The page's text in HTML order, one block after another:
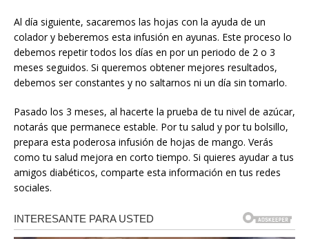
Al día siguiente, sacaremos las hojas con la ayuda de un
colador y beberemos esta infusión en ayunas. Este proceso lo
debemos repetir todos los días en por un periodo de 2 o 3
meses seguidos. Si queremos obtener mejores resultados,
debemos ser constantes y no saltarnos ni un día sin tomarlo.
Pasado los 3 meses, al hacerte la prueba de tu nivel de azúcar,
notarás que permanece estable. Por tu salud y por tu bolsillo,
prepara esta poderosa infusión de hojas de mango. Verás
como tu salud mejora en corto tiempo. Si quieres ayudar a tus
amigos diabéticos, comparte esta información en tus redes
sociales.